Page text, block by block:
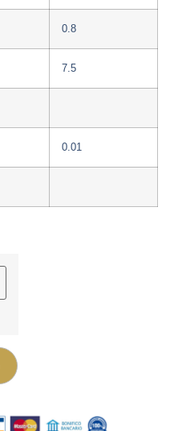
0.8
7.5
0.01